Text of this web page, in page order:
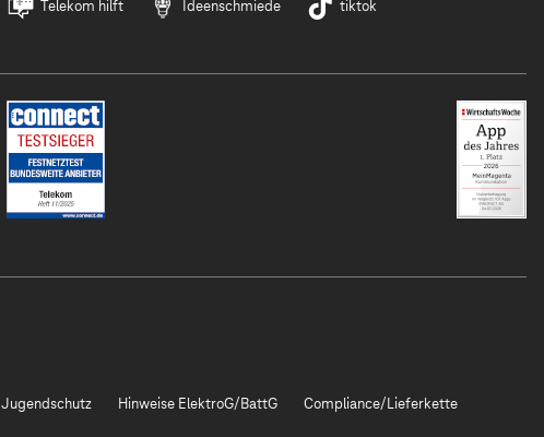
Telekom hilft Ideenschmiede tiktok
Jugendschutz Hinweise ElektroG/BattG
Compliance/Lieferkette